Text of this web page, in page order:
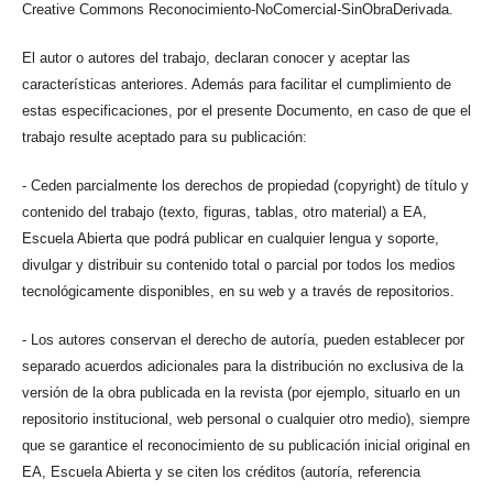
Creative Commons Reconocimiento-NoComercial-SinObraDerivada.
El autor o autores del trabajo, declaran conocer y aceptar las
características anteriores. Además para facilitar el cumplimiento de
estas especificaciones, por el presente Documento, en caso de que el
trabajo resulte aceptado para su publicación:
- Ceden parcialmente los derechos de propiedad (copyright) de título y
contenido del trabajo (texto, figuras, tablas, otro material) a EA,
Escuela Abierta que podrá publicar en cualquier lengua y soporte,
divulgar y distribuir su contenido total o parcial por todos los medios
tecnológicamente disponibles, en su web y a través de repositorios.
- Los autores conservan el derecho de autoría, pueden establecer por
separado acuerdos adicionales para la distribución no exclusiva de la
versión de la obra publicada en la revista (por ejemplo, situarlo en un
repositorio institucional, web personal o cualquier otro medio), siempre
que se garantice el reconocimiento de su publicación inicial original en
EA, Escuela Abierta y se citen los créditos (autoría, referencia